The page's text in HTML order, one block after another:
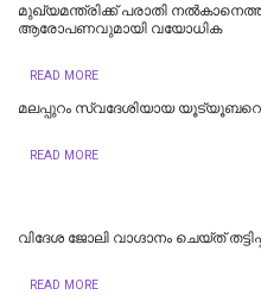
മുഖ്യമന്ത്രിക്ക് പരാതി
ആരോപണവുമായി വയോധിക
READ MORE
മലപ്പുറം സ്വദേശിയായ യൂട്യൂബറെ
READ MORE
വിദേശ ജോലി വാഗ്ദാനം ചെയ്ത്
READ MORE